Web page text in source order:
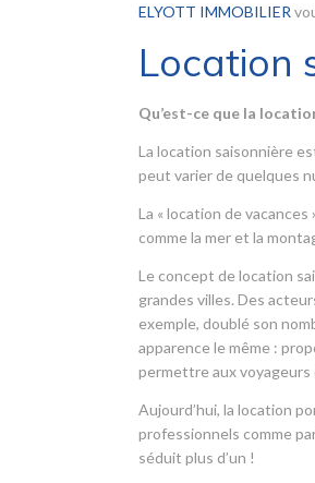
ELYOTT IMMOBILIER
Location
Qu’est-ce que la
La location saisonnière
peut varier de quelques
La « location de
comme la mer et la
Le concept de location
grandes villes. Des
exemple, doublé son
apparence le même :
permettre aux
Aujourd’hui, la location
professionnels comme
séduit plus d’un !